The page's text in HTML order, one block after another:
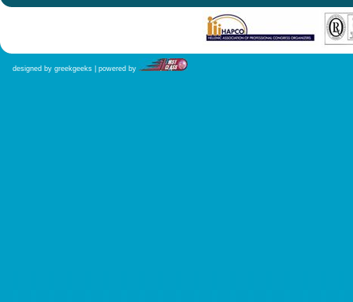
designed by greekgeeks | powered by